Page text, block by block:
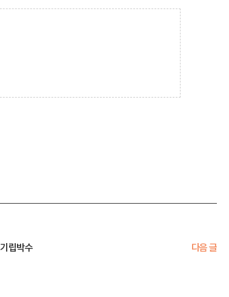
립박수 다음 글